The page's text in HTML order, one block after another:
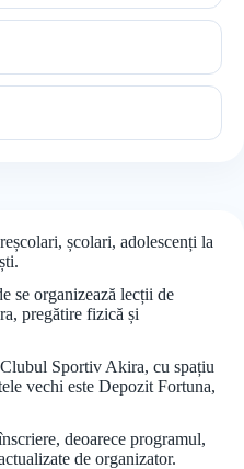
școlari, adolescenți la
se organizează lecții de
pregătire fizică și
Sportiv Akira, cu spațiu
vechi este Depozit Fortuna,
deoarece programul,
de organizator.